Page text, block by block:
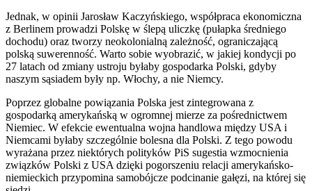
Jednak, w opinii Jarosław Kaczyńskiego, współpraca ekonomiczna
z Berlinem prowadzi Polskę w ślepą uliczkę (pułapka średniego
dochodu) oraz tworzy neokolonialną zależność, ograniczającą
polską suwerenność. Warto sobie wyobrazić, w jakiej kondycji po
27 latach od zmiany ustroju byłaby gospodarka Polski, gdyby
naszym sąsiadem były np. Włochy, a nie Niemcy.
Poprzez globalne powiązania Polska jest zintegrowana z
gospodarką amerykańską w ogromnej mierze za pośrednictwem
Niemiec. W efekcie ewentualna wojna handlowa między USA i
Niemcami byłaby szczególnie bolesna dla Polski. Z tego powodu
wyrażana przez niektórych polityków PiS sugestia wzmocnienia
związków Polski z USA dzięki pogorszeniu relacji amerykańsko-
niemieckich przypomina samobójcze podcinanie gałęzi, na której się